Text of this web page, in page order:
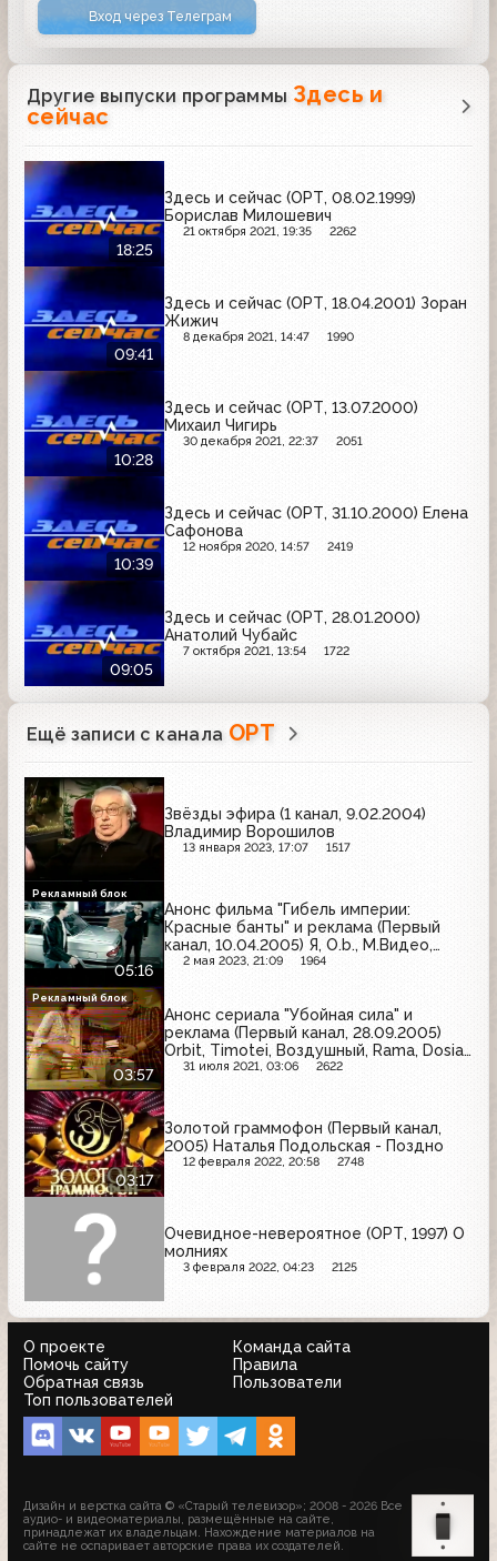
Вход через Телеграм
Другие выпуски программы Здесь и
сейчас
18:25
Здесь и сейчас (ОРТ, 08.02.1999)
Борислав Милошевич
21 октября 2021, 19:35 2262
09:41
Здесь и сейчас (ОРТ, 18.04.2001) Зоран
Жижич
8 декабря 2021, 14:47 1990
10:28
Здесь и сейчас (ОРТ, 13.07.2000)
Михаил Чигирь
30 декабря 2021, 22:37 2051
10:39
Здесь и сейчас (ОРТ, 31.10.2000) Елена
Сафонова
12 ноября 2020, 14:57 2419
09:05
Здесь и сейчас (ОРТ, 28.01.2000)
Анатолий Чубайс
7 октября 2021, 13:54 1722
Ещё записи с канала ОРТ
Звёзды эфира (1 канал, 9.02.2004)
Владимир Ворошилов
13 января 2023, 17:07 1517
05:16
Анонс фильма "Гибель империи:
Красные банты" и реклама (Первый
канал, 10.04.2005) Я, O.b., М.Видео,
Electrolux, L'Oreal, Принцесса Нури, ГАЗ,
2 мая 2023, 21:09 1964
Рекламный блок
03:57
Анонс сериала "Убойная сила" и
реклама (Первый канал, 28.09.2005)
Orbit, Timotei, Воздушный, Rama, Dosia,
Garnier, Пенталгин, Dove, Россия -
31 июля 2021, 03:06 2622
Рекламный блок
03:17
Золотой граммофон (Первый канал,
2005) Наталья Подольская - Поздно
12 февраля 2022, 20:58 2748
Очевидное-невероятное (ОРТ, 1997) О
молниях
3 февраля 2022, 04:23 2125
О проекте
Команда сайта
Помочь сайту
Правила
Обратная связь
Пользователи
Топ пользователей
Дизайн и верстка сайта © «Старый телевизор»; 2008 - 2026 Все
аудио- и видеоматериалы, размещённые на сайте,
принадлежат их владельцам. Нахождение материалов на
сайте не оспаривает авторские права их создателей.